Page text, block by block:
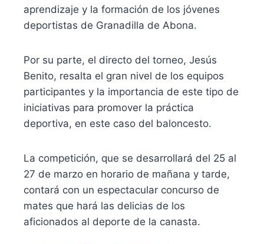
aprendizaje y la formación de los jóvenes
deportistas de Granadilla de Abona.
Por su parte, el directo del torneo, Jesús
Benito, resalta el gran nivel de los equipos
participantes y la importancia de este tipo de
iniciativas para promover la práctica
deportiva, en este caso del baloncesto.
La competición, que se desarrollará del 25 al
27 de marzo en horario de mañana y tarde,
contará con un espectacular concurso de
mates que hará las delicias de los
aficionados al deporte de la canasta.